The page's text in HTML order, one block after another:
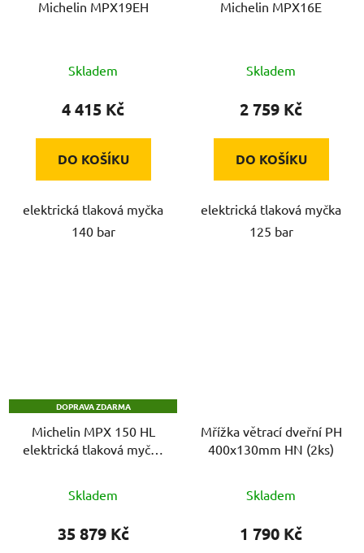
Michelin MPX19EH
Skladem
4 415 Kč
DO KOŠÍKU
elektrická tlaková myčka
140 bar
Michelin MPX16E
Skladem
2 759 Kč
DO KOŠÍKU
elektrická tlaková myčka
125 bar
DOPRAVA ZDARMA
Michelin MPX 150 HL
elektrická tlaková myčka
Skladem
35 879 Kč
Mřížka větrací dveřní PH
400x130mm HN (2ks)
Skladem
1 790 Kč